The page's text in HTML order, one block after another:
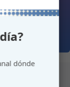
dónde